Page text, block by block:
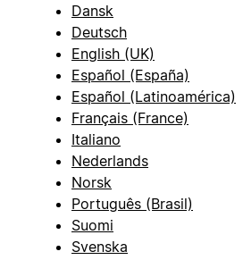
Dansk
Deutsch
English (UK)
Español (España)
Español (Latinoamérica)
Français (France)
Italiano
Nederlands
Norsk
Português (Brasil)
Suomi
Svenska